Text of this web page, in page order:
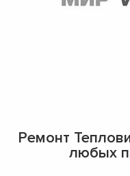
Ремонт
любых